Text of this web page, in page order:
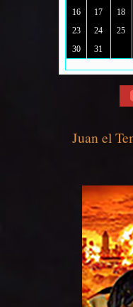
16
17 18
23
24 25
30
31
Juan el